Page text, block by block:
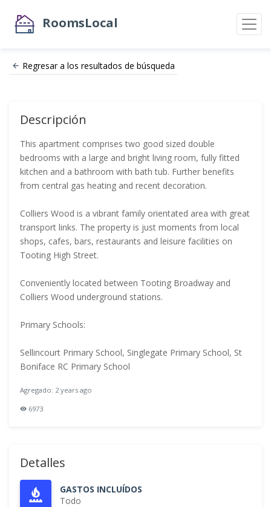
RoomsLocal
Regresar a los resultados de búsqueda
Descripción
This apartment comprises two good sized double
bedrooms with a large and bright living room, fully fitted
kitchen and a bathroom with bath tub. Further benefits
from central gas heating and recent decoration.
Colliers Wood is a vibrant family orientated area with great
transport links. The property is just moments from local
shops, cafes, bars, restaurants and leisure facilities on
Tooting High Street.
Conveniently located between Tooting Broadway and
Colliers Wood underground stations.
Primary Schools:
Sellincourt Primary School, Singlegate Primary School, St
Boniface RC Primary School
Agregado: 2 years ago
6973
Detalles
GASTOS INCLUÍDOS
Todo